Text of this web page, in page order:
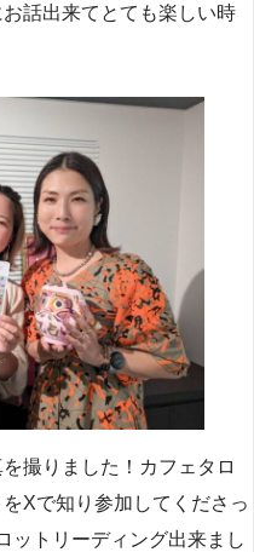
話出来てとても楽しい時
撮りました！カフェタロ
Xで知り参加してくださっ
ットリーディング出来まし